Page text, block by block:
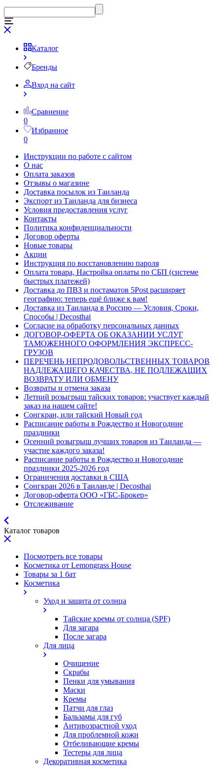
Каталог
Бренды
Вход на сайт
Сравнение
0
Избранное
0
Инструкции по работе с сайтом
О нас
Оплата заказов
Отзывы о магазине
Доставка посылок из Таиланда
Экспорт из Таиланда для бизнеса
Условия предоставления услуг
Контакты
Политика конфиденциальности
Договор оферты
Новые товары
Акции
Инструкция по восстановлению пароля
Оплата товара, Настройка оплаты по СБП (системе
быстрых платежей)
Доставка до ПВЗ и постаматов 5Post расширяет
географию: теперь ещё ближе к вам!
Доставка из Таиланда в Россию — Условия, Сроки,
Способы | Decosthai
Согласие на обработку персональных данных
ДОГОВОР-ОФЕРТА ОБ ОКАЗАНИИ УСЛУГ
ТАМОЖЕННОГО ОФОРМЛЕНИЯ ЭКСПРЕСС-
ГРУЗОВ
ПЕРЕЧЕНЬ НЕПРОДОВОЛЬСТВЕННЫХ ТОВАРОВ
НАДЛЕЖАЩЕГО КАЧЕСТВА, НЕ ПОДЛЕЖАЩИХ
ВОЗВРАТУ ИЛИ ОБМЕНУ
Возвраты и отмена заказа
Летний розыгрыш тайских товаров: участвует каждый
заказ на нашем сайте!
Сонгкран, или тайский Новый год
Расписание работы в Рождество и Новогодние
праздники
Осенний розыгрыш лучших товаров из Таиланда —
участие каждого заказа!
Расписание работы в Рождество и Новогодние
праздники 2025-2026 год
Ограничения доставки в США
Сонгкран 2026 в Таиланде | Decosthai
Договор-оферта ООО «ГБС-Брокер»
Отслеживание
Каталог товаров
Посмотреть все товары
Косметика от Lemongrass House
Товары за 1 бат
Косметика
Уход и защита от солнца
Тайские кремы от солнца (SPF)
Для загара
После загара
Для лица
Очищение
Скрабы
Пенки для умывания
Маски
Кремы
Патчи для глаз
Бальзамы для губ
Антивозрастной уход
Для проблемной кожи
Oтбеливающие кремы
Тестеры для лица
Декоративная косметика